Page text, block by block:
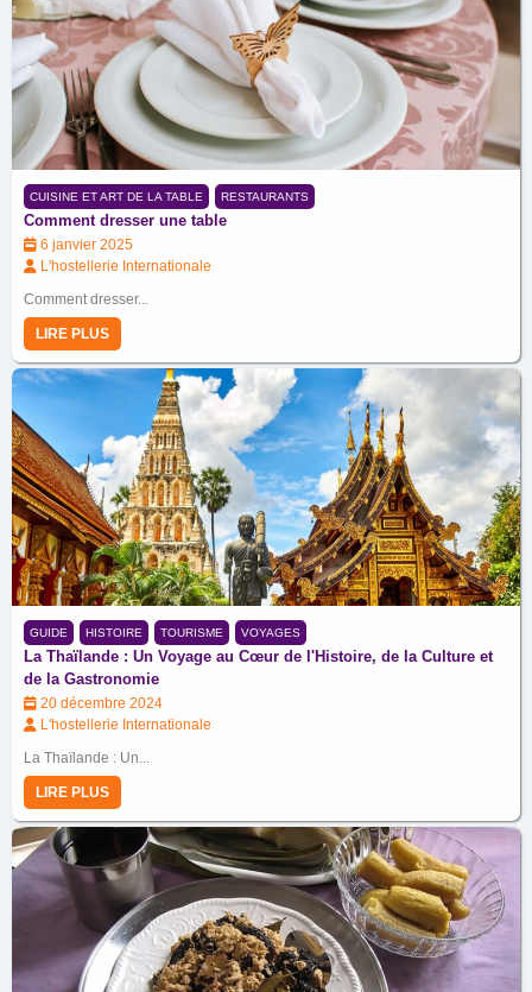
CUISINE ET ART DE LA TABLE RESTAURANTS
Comment dresser une table
6 janvier 2025
L'hostellerie Internationale
Comment dresser...
LIRE PLUS
GUIDE HISTOIRE TOURISME VOYAGES
La Thaïlande : Un Voyage au Cœur de l'Histoire, de la Culture et
de la Gastronomie
20 décembre 2024
L'hostellerie Internationale
La Thaïlande : Un...
LIRE PLUS